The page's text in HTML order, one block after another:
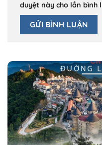
duyệt này cho lần bình